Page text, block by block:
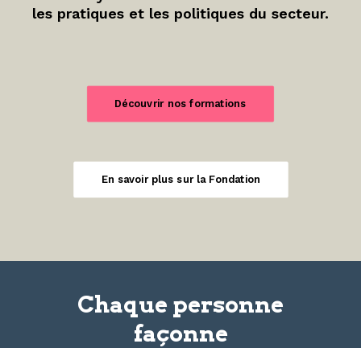
les pratiques et les politiques du secteur.
Découvrir nos formations
En savoir plus sur la Fondation
Chaque personne
façonne